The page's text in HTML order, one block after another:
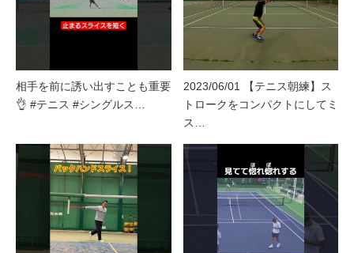
相手を前に誘い出すことも重要
👌 #テニス #シングルス…
2023/06/01 【テニス朝練】ス
トロークをコンパクトにしてミ
ス…